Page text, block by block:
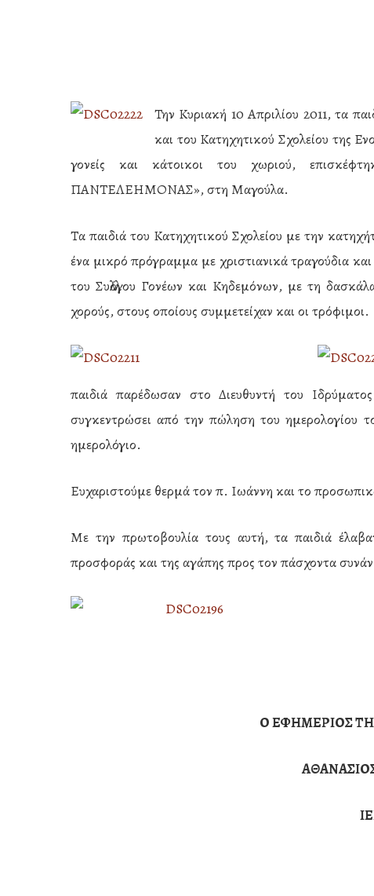
Hit enter to search or ESC to close
Την Κυριακή 10 Απριλίου 2011, τα
και του Κατηχητικού Σχολείου της
γονείς και κάτοικοι του χωριού,
ΠΑΝΤΕΛΕΗΜΟΝΑΣ», στη Μαγούλα.
Τα παιδιά του Κατηχητικού Σχολείου με την
ένα μικρό πρόγραμμα με χριστιανικά τραγούδια
του Συλλόγου Γονέων και Κηδεμόνων, με τη
χορούς, στους οποίους συμμετείχαν και οι τρόφιμοι.
παιδιά παρέδωσαν στο Διευθυντή του
συγκεντρώσει από την πώληση του ημερολογίου
ημερολόγιο.
Ευχαριστούμε θερμά τον π. Ιωάννη και το
Με την πρωτοβουλία τους αυτή, τα παιδιά
προσφοράς και της αγάπης προς τον πάσχοντα
Ο ΕΦΗΜΕΡΙΟΣ